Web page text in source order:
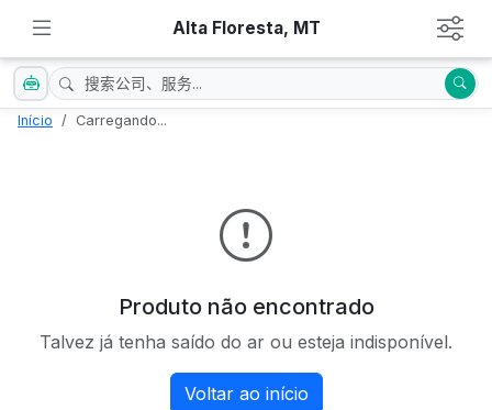
Alta Floresta, MT
Início Carregando...
Produto não encontrado
Talvez já tenha saído do ar ou esteja indisponível.
Voltar ao início